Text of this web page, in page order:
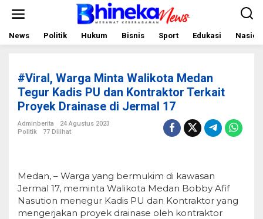
News Politik Hukum Bisnis Sport Edukasi
#Viral, Warga Minta Walikota Medan
Tegur Kadis PU dan Kontraktor Terkait
Proyek Drainase di Jermal 17
Adminberita
24 Agustus 2023
Politik
77 Dilihat
Medan, – Warga yang bermukim di kawasan
Jermal 17, meminta Walikota Medan Bobby Afif
Nasution menegur Kadis PU dan Kontraktor yang
mengerjakan proyek drainase oleh kontraktor